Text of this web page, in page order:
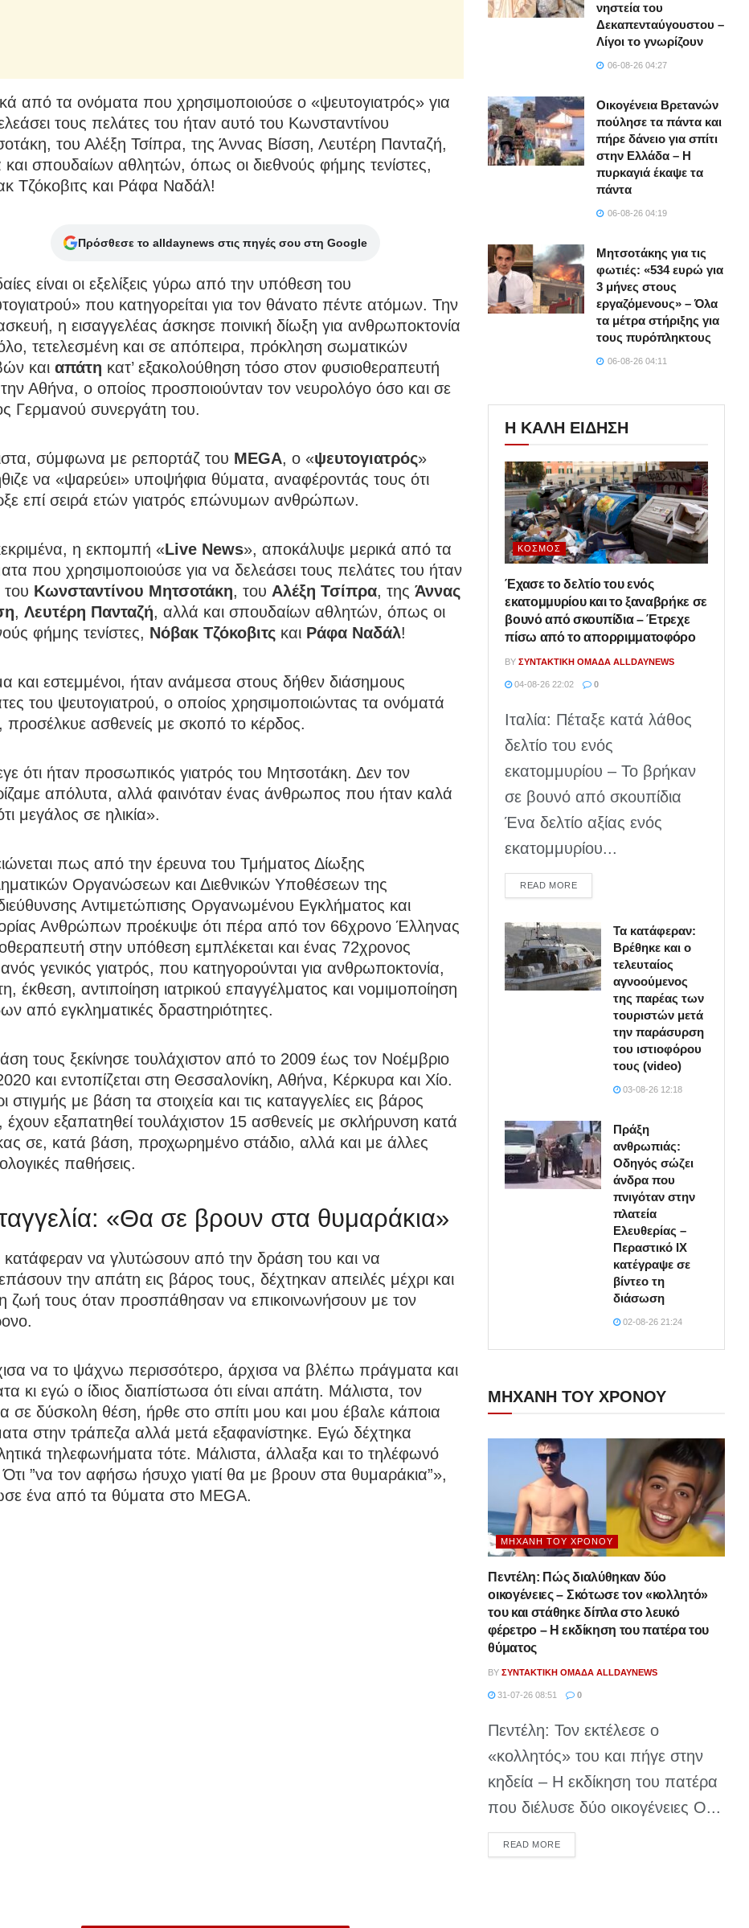
από τα ονόματα που χρησιμοποιούσε ο «ψευτογιατρός» για
τους πελάτες του ήταν αυτό του Κωνσταντίνου
του Αλέξη Τσίπρα, της Άννας Βίσση, Λευτέρη Πανταζή,
και σπουδαίων αθλητών, όπως οι διεθνούς φήμης τενίστες,
Τζόκοβιτς και Ράφα Ναδάλ!
Πρόσθεσε το alldaynews στις πηγές σου στη Google
είναι οι εξελίξεις γύρω από την υπόθεση του
που κατηγορείται για τον θάνατο πέντε ατόμων. Την
η εισαγγελέας άσκησε ποινική δίωξη για ανθρωποκτονία
τετελεσμένη και σε απόπειρα, πρόκληση σωματικών
και απάτη κατ’ εξακολούθηση τόσο στον φυσιοθεραπευτή
Αθήνα, ο οποίος προσποιούνταν τον νευρολόγο όσο και σε
Γερμανού συνεργάτη του.
σύμφωνα με ρεπορτάζ του MEGA, ο «ψευτογιατρός»
να «ψαρεύει» υποψήφια θύματα, αναφέροντάς τους ότι
επί σειρά ετών γιατρός επώνυμων ανθρώπων.
η εκπομπή «Live News», αποκάλυψε μερικά από τα
που χρησιμοποιούσε για να δελεάσει τους πελάτες του ήταν
του Κωνσταντίνου Μητσοτάκη, του Αλέξη Τσίπρα, της Άννας
, Λευτέρη Πανταζή, αλλά και σπουδαίων αθλητών, όπως οι
φήμης τενίστες, Νόβακ Τζόκοβιτς και Ράφα Ναδάλ!
και εστεμμένοι, ήταν ανάμεσα στους δήθεν διάσημους
του ψευτογιατρού, ο οποίος χρησιμοποιώντας τα ονόματά
προσέλκυε ασθενείς με σκοπό το κέρδος.
ότι ήταν προσωπικός γιατρός του Μητσοτάκη. Δεν τον
απόλυτα, αλλά φαινόταν ένας άνθρωπος που ήταν καλά
μεγάλος σε ηλικία».
πως από την έρευνα του Τμήματος Δίωξης
Οργανώσεων και Διεθνικών Υποθέσεων της
Αντιμετώπισης Οργανωμένου Εγκλήματος και
Ανθρώπων προέκυψε ότι πέρα από τον 66χρονο Έλληνας
στην υπόθεση εμπλέκεται και ένας 72χρονος
γενικός γιατρός, που κατηγορούνται για ανθρωποκτονία,
έκθεση, αντιποίηση ιατρικού επαγγέλματος και νομιμοποίηση
από εγκληματικές δραστηριότητες.
τους ξεκίνησε τουλάχιστον από το 2009 έως τον Νοέμβριο
και εντοπίζεται στη Θεσσαλονίκη, Αθήνα, Κέρκυρα και Χίο.
στιγμής με βάση τα στοιχεία και τις καταγγελίες εις βάρος
έχουν εξαπατηθεί τουλάχιστον 15 ασθενείς με σκλήρυνση κατά
σε, κατά βάση, προχωρημένο στάδιο, αλλά και με άλλες
παθήσεις.
«Θα σε βρουν στα θυμαράκια»
κατάφεραν να γλυτώσουν από την δράση του και να
την απάτη εις βάρος τους, δέχτηκαν απειλές μέχρι και
ζωή τους όταν προσπάθησαν να επικοινωνήσουν με τον
να το ψάχνω περισσότερο, άρχισα να βλέπω πράγματα και
κι εγώ ο ίδιος διαπίστωσα ότι είναι απάτη. Μάλιστα, τον
σε δύσκολη θέση, ήρθε στο σπίτι μου και μου έβαλε κάποια
στην τράπεζα αλλά μετά εξαφανίστηκε. Εγώ δέχτηκα
τηλεφωνήματα τότε. Μάλιστα, άλλαξα και το τηλέφωνό
”να τον αφήσω ήσυχο γιατί θα με βρουν στα θυμαράκια”»,
ένα από τα θύματα στο MEGA.
νηστεία του
Δεκαπενταύγουστου –
Λίγοι το γνωρίζουν
06-08-26 04:27
Οικογένεια Βρετανών
πούλησε τα πάντα και
πήρε δάνειο για σπίτι
στην Ελλάδα – Η
πυρκαγιά έκαψε τα
πάντα
06-08-26 04:19
Μητσοτάκης για τις
φωτιές: «534 ευρώ για
3 μήνες στους
εργαζόμενους» – Όλα
τα μέτρα στήριξης για
τους πυρόπληκτους
06-08-26 04:11
Η ΚΑΛΗ ΕΙΔΗΣΗ
ΚΌΣΜΟΣ
Έχασε το δελτίο του ενός
εκατομμυρίου και το ξαναβρήκε σε
βουνό από σκουπίδια – Έτρεχε
πίσω από το απορριμματοφόρο
BY ΣΥΝΤΑΚΤΙΚΉ ΟΜΆΔΑ ALLDAYNEWS
04-08-26 22:02 0
Ιταλία: Πέταξε κατά λάθος
δελτίο του ενός
εκατομμυρίου – Το βρήκαν
σε βουνό από σκουπίδια
Ένα δελτίο αξίας ενός
εκατομμυρίου...
READ MOREDETAILS
Τα κατάφεραν:
Βρέθηκε και ο
τελευταίος
αγνοούμενος
της παρέας των
τουριστών μετά
την παράσυρση
του ιστιοφόρου
τους (video)
03-08-26 12:18
Πράξη
ανθρωπιάς:
Οδηγός σώζει
άνδρα που
πνιγόταν στην
πλατεία
Ελευθερίας –
Περαστικό ΙΧ
κατέγραψε σε
βίντεο τη
διάσωση
02-08-26 21:24
ΜΗΧΑΝΗ ΤΟΥ ΧΡΟΝΟΥ
ΜΗΧΑΝΉ ΤΟΥ ΧΡΌΝΟΥ
Πεντέλη: Πώς διαλύθηκαν δύο
οικογένειες – Σκότωσε τον «κολλητό»
του και στάθηκε δίπλα στο λευκό
φέρετρο – Η εκδίκηση του πατέρα του
θύματος
BY ΣΥΝΤΑΚΤΙΚΉ ΟΜΆΔΑ ALLDAYNEWS
31-07-26 08:51 0
Πεντέλη: Τον εκτέλεσε ο
«κολλητός» του και πήγε στην
κηδεία – Η εκδίκηση του πατέρα
που διέλυσε δύο οικογένειες Ο...
READ MOREDETAILS